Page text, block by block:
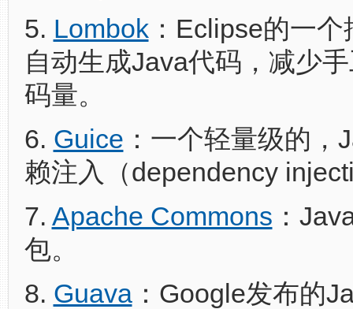
5. Lombok：Eclipse的一个
自动生成Java代码，减少
码量。
6. Guice ：一个轻量级的，
赖注入（dependency
7. Apache Commons ：
包。
8. Guava：Google发布的